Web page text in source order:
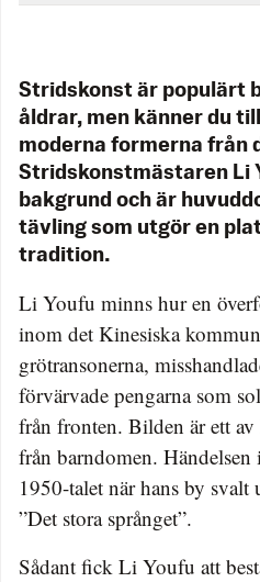
Stridskonst är populärt
åldrar, men känner du
moderna formerna från
Stridskonstmästaren Li
bakgrund och är
tävling som utgör en
tradition.
Li Youfu minns hur en
inom det Kinesiska
grötransonerna,
förvärvade pengarna som
från fronten. Bilden är ett av
från barndomen. Händelsen
1950-talet när hans by svalt
”Det stora språnget”.
Sådant fick Li Youfu att